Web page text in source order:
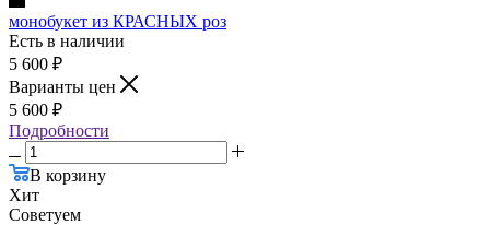
монобукет из КРАСНЫХ роз
Есть в наличии
5 600 ₽
Варианты цен
5 600 ₽
Подробности
В корзину
Хит
Советуем